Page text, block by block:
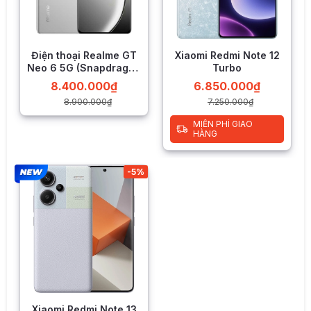
Snapdragon 7+ Gen 3 đạt hơn
1,42 triệu điểm AnTuTu
Đánh giá Realme GT Neo 6 SE
THành Đạt xin đưa ra phân tích để người dùng có thêm
thông tin chi tiết về Realme GT Neo 6 SE, sau khi có trải
nghiệm thực tế như sau.
Điện thoại Realme GT
Neo 6 5G (Snapdragon
8s Gen 3)
8.900.000₫
8.400.000₫
Xiaomi Redmi Note 12
Turbo
7.250.000₫
6.850.000₫
MIỄN PHÍ GIAO
HÀNG
-5%